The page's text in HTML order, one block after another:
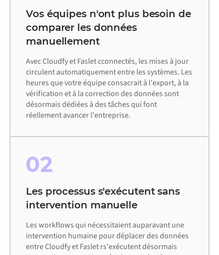
Vos équipes n'ont plus besoin de
comparer les données
manuellement
Avec Cloudfy et Faslet cconnectés, les mises à jour
circulent automatiquement entre les systèmes. Les
heures que votre équipe consacrait à l'export, à la
vérification et à la correction des données sont
désormais dédiées à des tâches qui font
réellement avancer l'entreprise.
02
Les processus s'exécutent sans
intervention manuelle
Les workflows qui nécessitaient auparavant une
intervention humaine pour déplacer des données
entre Cloudfy et Faslet rs'exécutent désormais